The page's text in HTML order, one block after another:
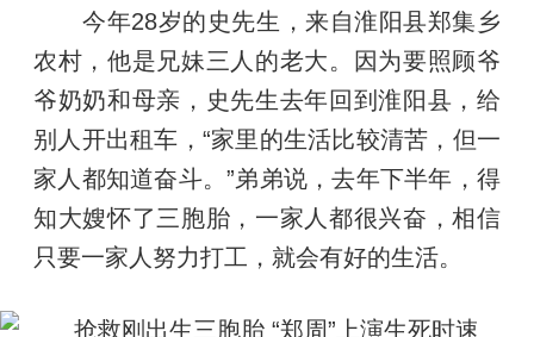
今年28岁的史先生，来自淮阳县郑集乡
农村，他是兄妹三人的老大。因为要照顾爷
爷奶奶和母亲，史先生去年回到淮阳县，给
别人开出租车，“家里的生活比较清苦，但一
家人都知道奋斗。”弟弟说，去年下半年，得
知大嫂怀了三胞胎，一家人都很兴奋，相信
只要一家人努力打工，就会有好的生活。